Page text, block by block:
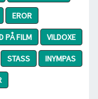
EROR
PÅ FILM
VILDOXE
STASS
INYMPAS